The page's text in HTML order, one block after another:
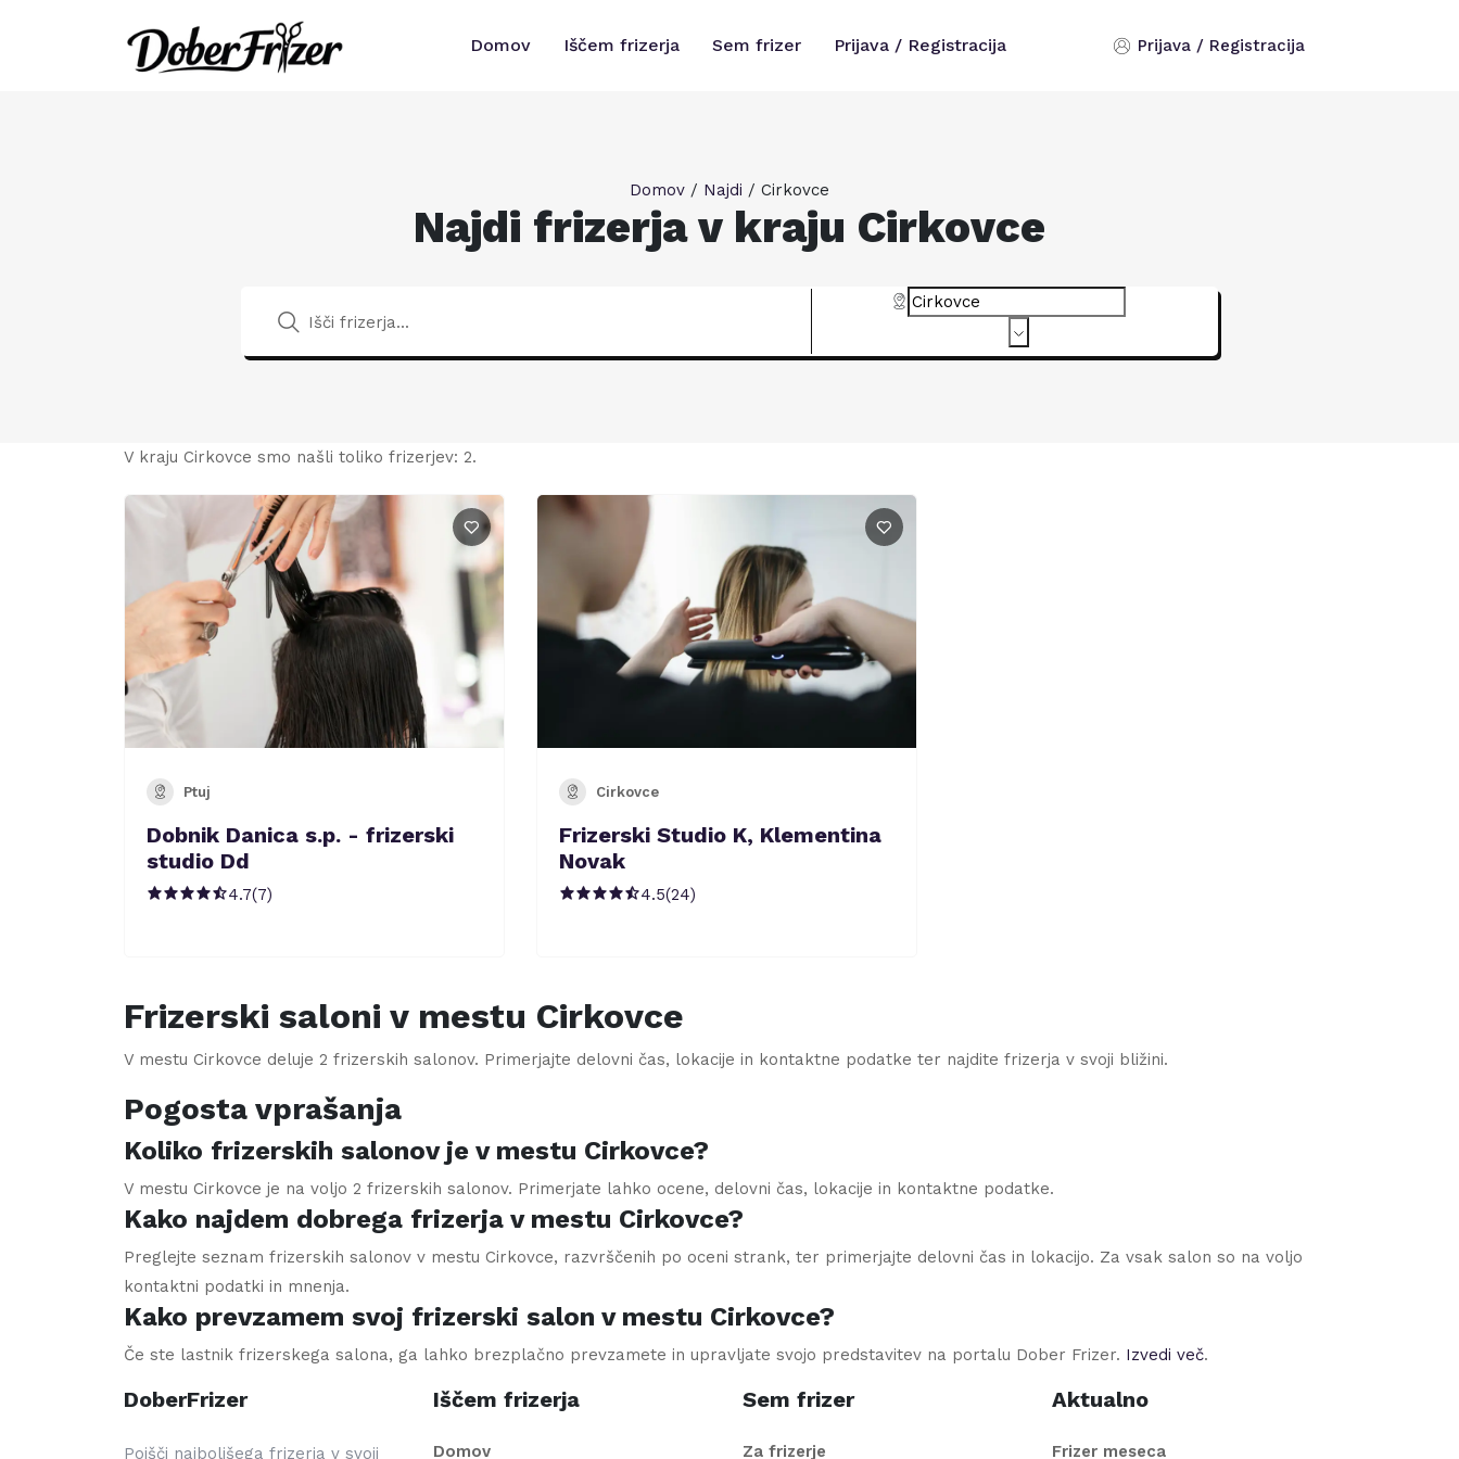
Domov Iščem frizerja Sem frizer Prijava / Registracija Prijava / Registracija
Domov / Najdi / Cirkovce
Najdi frizerja v kraju Cirkovce
V kraju Cirkovce smo našli toliko frizerjev: 2.
Ptuj
Dobnik Danica s.p. - frizerski
studio Dd
4.7(7)
Cirkovce
Frizerski Studio K, Klementina
Novak
4.5(24)
Frizerski saloni v mestu Cirkovce
V mestu Cirkovce deluje 2 frizerskih salonov. Primerjajte delovni čas, lokacije in kontaktne podatke ter najdite frizerja v svoji bližini.
Pogosta vprašanja
Koliko frizerskih salonov je v mestu Cirkovce?
V mestu Cirkovce je na voljo 2 frizerskih salonov. Primerjate lahko ocene, delovni čas, lokacije in kontaktne podatke.
Kako najdem dobrega frizerja v mestu Cirkovce?
Preglejte seznam frizerskih salonov v mestu Cirkovce, razvrščenih po oceni strank, ter primerjajte delovni čas in lokacijo. Za vsak salon so na voljo
kontaktni podatki in mnenja.
Kako prevzamem svoj frizerski salon v mestu Cirkovce?
Če ste lastnik frizerskega salona, ga lahko brezplačno prevzamete in upravljate svojo predstavitev na portalu Dober Frizer. Izvedi več.
DoberFrizer
Poišči najboljšega frizerja v svoji
Iščem frizerja
Domov
Sem frizer
Za frizerje
Aktualno
Frizer meseca